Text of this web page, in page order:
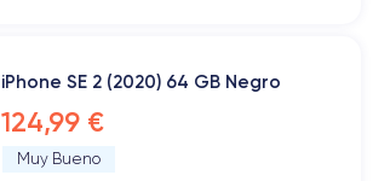
iPhone SE 2 (2020) 64 GB Negro
124,99 €
Muy Bueno